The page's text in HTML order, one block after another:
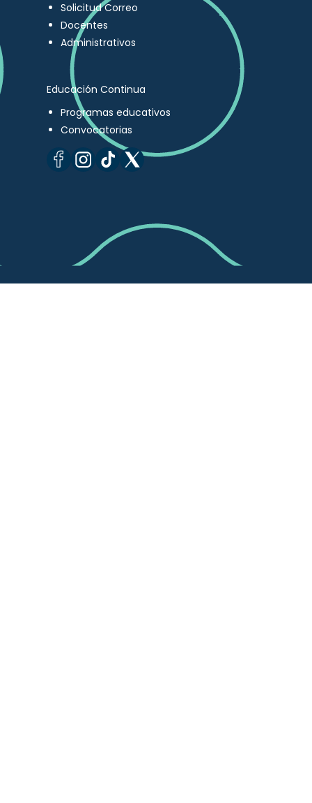
Solicitud Correo
Docentes
Administrativos
Educación Continua
Programas educativos
Convocatorias